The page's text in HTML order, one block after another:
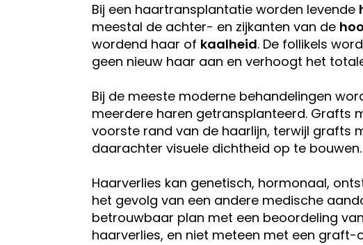
Bij een haartransplantatie worden levende
meestal de achter- en zijkanten van de
wordend haar of kaalheid. De follikels
geen nieuw haar aan en verhoogt het
Bij de meeste moderne behandelingen
meerdere haren getransplanteerd. Grafts
voorste rand van de haarlijn, terwijl grafts
daarachter visuele dichtheid op te bouwen.
Haarverlies kan genetisch, hormonaal,
het gevolg van een andere medische
betrouwbaar plan met een beoordeling
haarverlies, en niet meteen met een graft-